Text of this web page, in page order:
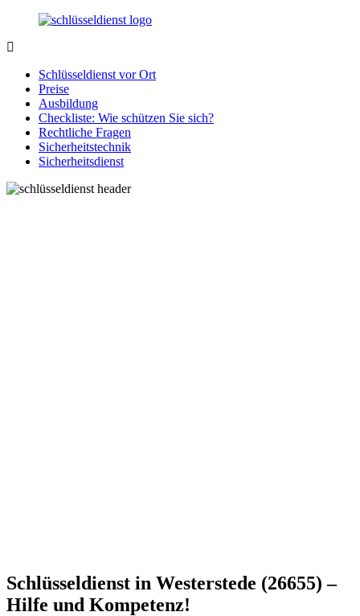
Zurück
Inhalt
Notlage
wird
gelöst!
Schlüsseldienst vor Ort
Preise
Ausbildung
Checkliste: Wie schützen Sie sich?
Rechtliche Fragen
Sicherheitstechnik
Sicherheitsdienst
Schlüsseldienst in Westerstede (26655) –
Hilfe und Kompetenz!